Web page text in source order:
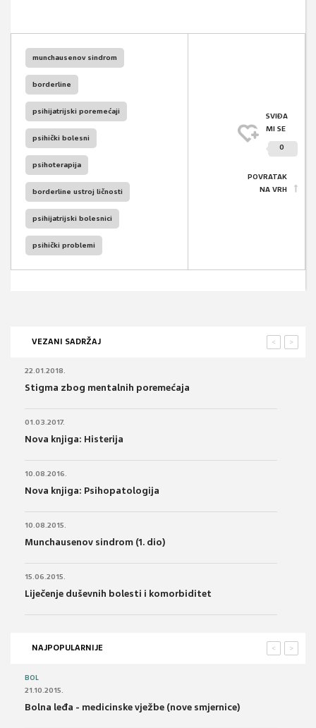
munchausenov sindrom
borderline
psihijatrijski poremećaji
psihički bolesni
psihoterapija
borderline ustroj ličnosti
psihijatrijski bolesnici
psihički problemi
SVIĐA
MI SE
0
POVRATAK
NA VRH
VEZANI SADRŽAJ >
<
22.01.2018.
Stigma zbog mentalnih poremećaja
01.03.2017.
Nova knjiga: Histerija
10.08.2016.
Nova knjiga: Psihopatologija
10.08.2015.
Munchausenov sindrom (1. dio)
15.06.2015.
Liječenje duševnih bolesti i komorbiditet
NAJPOPULARNIJE >
<
BOL
21.10.2015.
Bolna leđa - medicinske vježbe (nove smjernice)